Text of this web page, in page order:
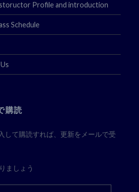
Profile and introduction
Schedule
購読
して購読すれば、更新をメールで受
ましょう